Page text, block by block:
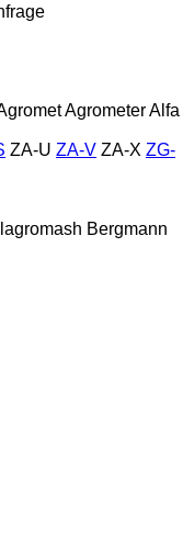
AgrometerAlfa
ZA-U ZA-V ZA-X ZG-
Bergmann